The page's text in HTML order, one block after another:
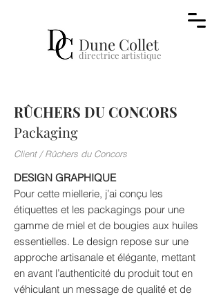
Dune Collet
directrice artistique
RÛCHERS DU CONCORS
Packaging
Client / Rûchers du Concors
DESIGN GRAPHIQUE
Pour cette miellerie, j’ai conçu les
étiquettes et les packagings pour une
gamme de miel et de bougies aux huiles
essentielles. Le design repose sur une
approche artisanale et élégante, mettant
en avant l’authenticité du produit tout en
véhiculant un message de qualité et de